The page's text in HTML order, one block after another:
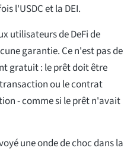
l'USDC et la DEI.
utilisateurs de DeFi de
garantie. Ce n'est pas de
gratuit : le prêt doit être
ou le contrat
- comme si le prêt n'avait
une onde de choc dans la